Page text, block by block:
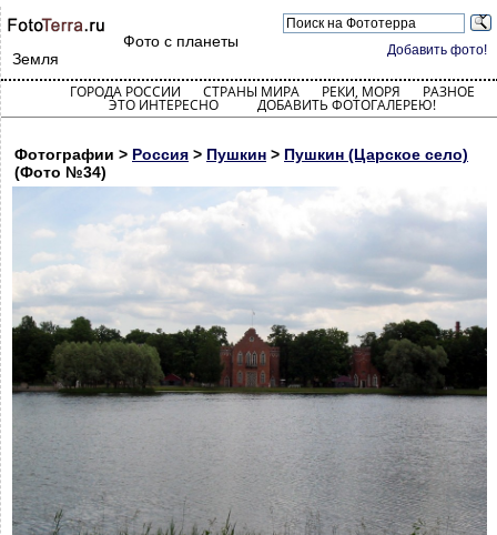
Добавить фото!
Фото с планеты
Земля
ГОРОДА РОССИИ СТРАНЫ МИРА РЕКИ, МОРЯ РАЗНОЕ
ЭТО ИНТЕРЕСНО ДОБАВИТЬ ФОТОГАЛЕРЕЮ!
Фотографии > Россия > Пушкин > Пушкин (Царское село)
(Фото №34)